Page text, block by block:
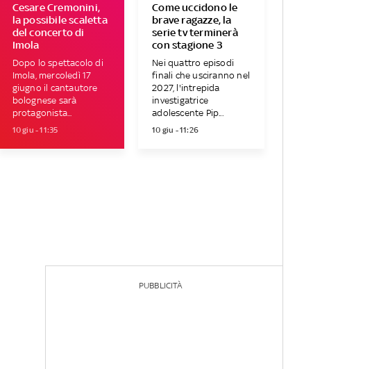
Cesare Cremonini,
la possibile scaletta
del concerto di
Imola
Dopo lo spettacolo di
Imola, mercoledì 17
giugno il cantautore
bolognese sarà
protagonista...
10 giu - 11:35
Come uccidono le
brave ragazze, la
serie tv terminerà
con stagione 3
Nei quattro episodi
finali che usciranno nel
2027, l'intrepida
investigatrice
adolescente Pip...
10 giu - 11:26
PUBBLICITÀ